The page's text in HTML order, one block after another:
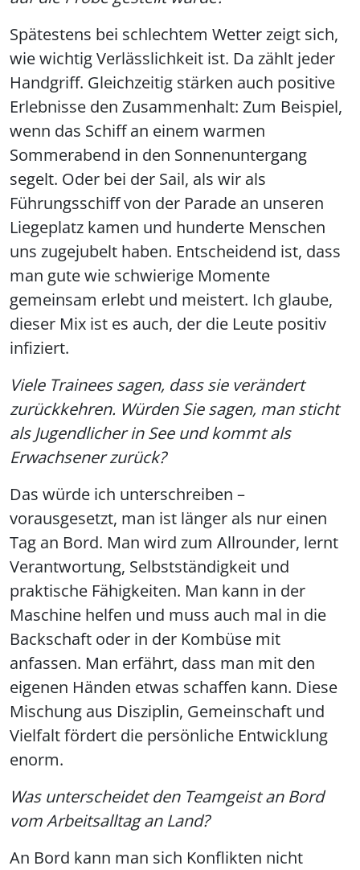
Spätestens bei schlechtem Wetter zeigt sich,
wie wichtig Verlässlichkeit ist. Da zählt jeder
Handgriff. Gleichzeitig stärken auch positive
Erlebnisse den Zusammenhalt: Zum Beispiel,
wenn das Schiff an einem warmen
Sommerabend in den Sonnenuntergang
segelt. Oder bei der Sail, als wir als
Führungsschiff von der Parade an unseren
Liegeplatz kamen und hunderte Menschen
uns zugejubelt haben. Entscheidend ist, dass
man gute wie schwierige Momente
gemeinsam erlebt und meistert. Ich glaube,
dieser Mix ist es auch, der die Leute positiv
infiziert.
Viele Trainees sagen, dass sie verändert
zurückkehren. Würden Sie sagen, man sticht
als Jugendlicher in See und kommt als
Erwachsener zurück?
Das würde ich unterschreiben –
vorausgesetzt, man ist länger als nur einen
Tag an Bord. Man wird zum Allrounder, lernt
Verantwortung, Selbstständigkeit und
praktische Fähigkeiten. Man kann in der
Maschine helfen und muss auch mal in die
Backschaft oder in der Kombüse mit
anfassen. Man erfährt, dass man mit den
eigenen Händen etwas schaffen kann. Diese
Mischung aus Disziplin, Gemeinschaft und
Vielfalt fördert die persönliche Entwicklung
enorm.
Was unterscheidet den Teamgeist an Bord
vom Arbeitsalltag an Land?
An Bord kann man sich Konflikten nicht